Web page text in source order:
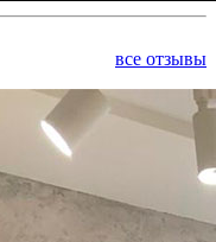
все отзывы